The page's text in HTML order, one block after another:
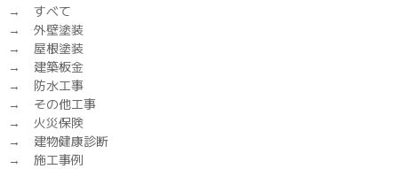
すべて
外壁塗装
屋根塗装
建築板金
防水工事
その他工事
火災保険
建物健康診断
施工事例